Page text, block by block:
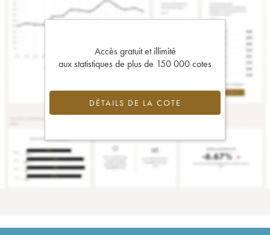
Accès gratuit et illimité
aux statistiques de plus de 150 000 cotes
DÉTAILS DE LA COTE